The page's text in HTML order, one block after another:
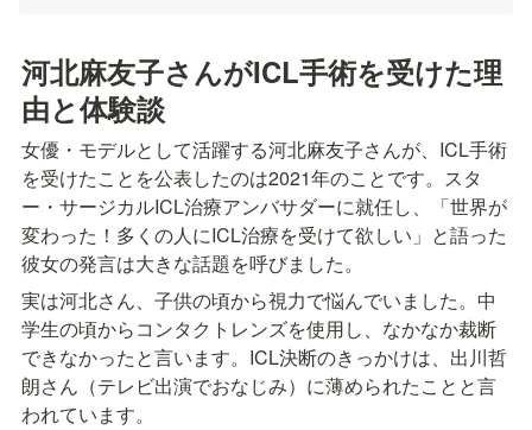
河北麻友子さんがICL手術を受けた理
由と体験談
女優・モデルとして活躍する河北麻友子さんが、ICL手術
を受けたことを公表したのは2021年のことです。スタ
ー・サージカルICL治療アンバサダーに就任し、「世界が
変わった！多くの人にICL治療を受けて欲しい」と語った
彼女の発言は大きな話題を呼びました。
実は河北さん、子供の頃から視力で悩んでいました。中
学生の頃からコンタクトレンズを使用し、なかなか裁断
できなかったと言います。ICL決断のきっかけは、出川哲
朗さん（テレビ出演でおなじみ）に薄められたことと言
われています。